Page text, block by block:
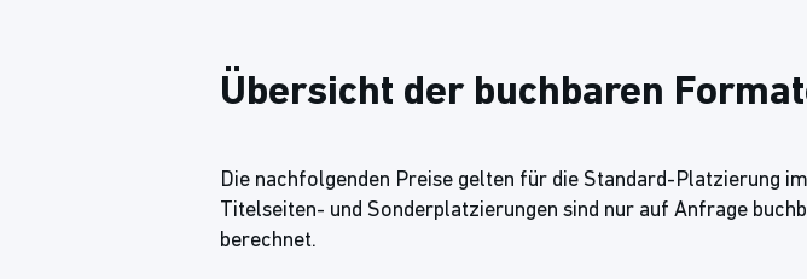
Übersicht der buchbaren
Die nachfolgenden Preise gelten für die Standard-Platzierung
Titelseiten- und Sonderplatzierungen sind nur auf Anfrage
berechnet.